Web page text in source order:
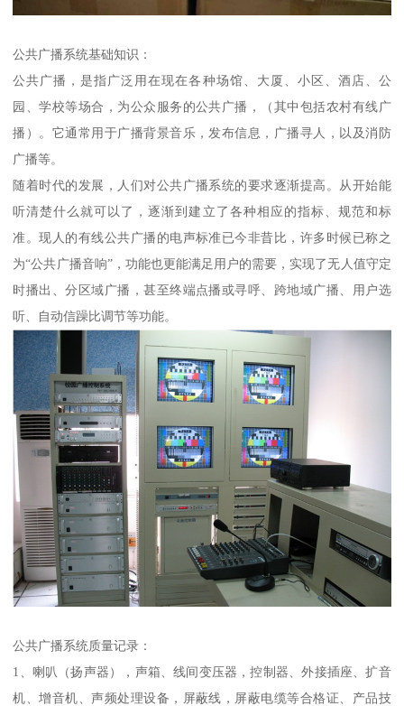
公共广播系统基础知识：
公共广播，是指广泛用在现在各种场馆、大厦、小区、酒店、公
园、学校等场合，为公众服务的公共广播，（其中包括农村有线广
播）。它通常用于广播背景音乐，发布信息，广播寻人，以及消防
广播等。
随着时代的发展，人们对公共广播系统的要求逐渐提高。从开始能
听清楚什么就可以了，逐渐到建立了各种相应的指标、规范和标
准。现人的有线公共广播的电声标准已今非昔比，许多时候已称之
为“公共广播音响”，功能也更能满足用户的需要，实现了无人值守定
时播出、分区域广播，甚至终端点播或寻呼、跨地域广播、用户选
听、自动信躁比调节等功能。
公共广播系统质量记录：
1、喇叭（扬声器），声箱、线间变压器，控制器、外接插座、扩音
机、增音机、声频处理设备，屏蔽线，屏蔽电缆等合格证、产品技